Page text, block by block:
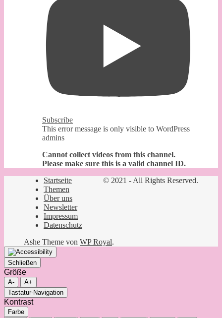
Subscribe
This error message is only visible to WordPress
admins
Cannot collect videos from this channel.
Please make sure this is a valid channel ID.
© 2021 - All Rights Reserved.
Startseite
Themen
Über uns
Newsletter
Impressum
Datenschutz
Ashe Theme von WP Royal.
Schließen
Größe
A-
A+
Tastatur-Navigation
Kontrast
Farbe